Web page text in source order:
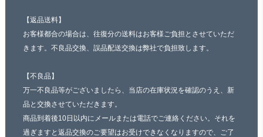
【返品送料】
お客様都合の場合は、往復分の送料はお客様ご負担とさせていただ
きます。不良品交換、誤品配送交換は弊社で負担致します。
【不良品】
万一不良品等がございましたら、当店の在庫状況を確認のうえ、新
品と交換させていただきます。
商品到着後10日以内にメールまたは電話でご連絡ください。それを
過ぎますと返品交換のご要望はお受けできなくなりますので、ご了